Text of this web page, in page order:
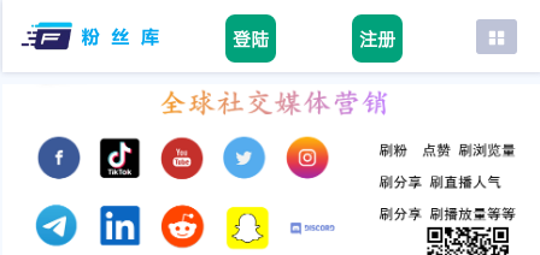
登陆 注册
首页
tiktok